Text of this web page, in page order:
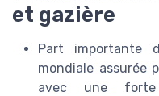
et gazière
Part importante
mondiale assurée
avec une